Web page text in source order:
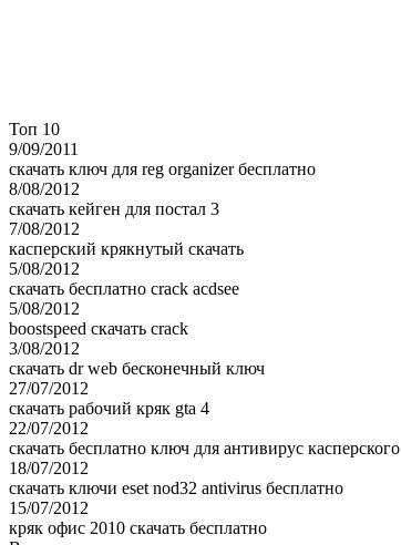
Топ 10
9/09/2011
скачать ключ для reg organizer бесплатно
8/08/2012
скачать кейген для постал 3
7/08/2012
касперский крякнутый скачать
5/08/2012
скачать бесплатно crack acdsee
5/08/2012
boostspeed скачать crack
3/08/2012
скачать dr web бесконечный ключ
27/07/2012
скачать рабочий кряк gta 4
22/07/2012
скачать бесплатно ключ для антивирус касперского
18/07/2012
скачать ключи eset nod32 antivirus бесплатно
15/07/2012
кряк офис 2010 скачать бесплатно